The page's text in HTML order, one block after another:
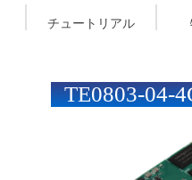
チュートリアル
TE0803-04-